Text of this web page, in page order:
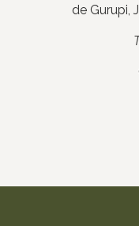
de Gurupi,